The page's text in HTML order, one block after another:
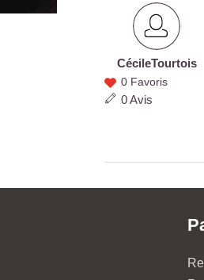
Cécile
Tourtois
CécileTourtois
0 Favoris
0 Avis